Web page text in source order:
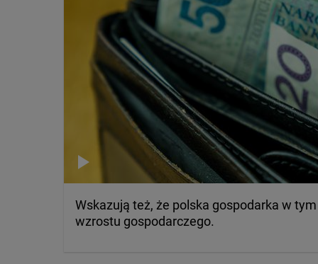
Wskazują też, że polska gospodarka w
wzrostu gospodarczego.